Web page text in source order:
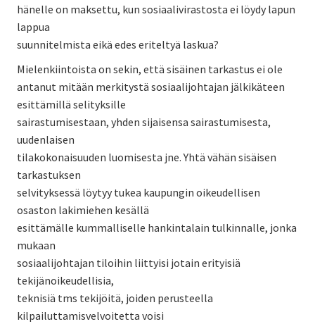
hänelle on maksettu, kun sosiaalivirastosta ei löydy lapun
lappua
suunnitelmista eikä edes eriteltyä laskua?
Mielenkiintoista on sekin, että sisäinen tarkastus ei ole
antanut mitään merkitystä sosiaalijohtajan jälkikäteen
esittämillä selityksille
sairastumisestaan, yhden sijaisensa sairastumisesta,
uudenlaisen
tilakokonaisuuden luomisesta jne. Yhtä vähän sisäisen
tarkastuksen
selvityksessä löytyy tukea kaupungin oikeudellisen
osaston lakimiehen kesällä
esittämälle kummalliselle hankintalain tulkinnalle, jonka
mukaan
sosiaalijohtajan tiloihin liittyisi jotain erityisiä
tekijänoikeudellisia,
teknisiä tms tekijöitä, joiden perusteella
kilpailuttamisvelvoitetta voisi